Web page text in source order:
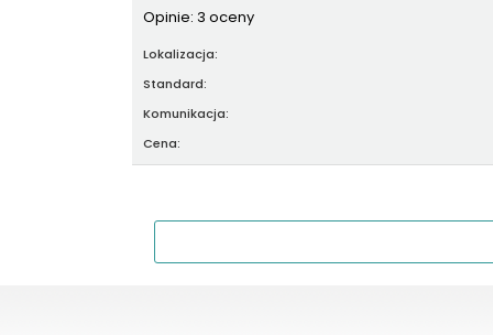
Opinie: 3 oceny
Lokalizacja:
Standard:
Komunikacja:
Cena: